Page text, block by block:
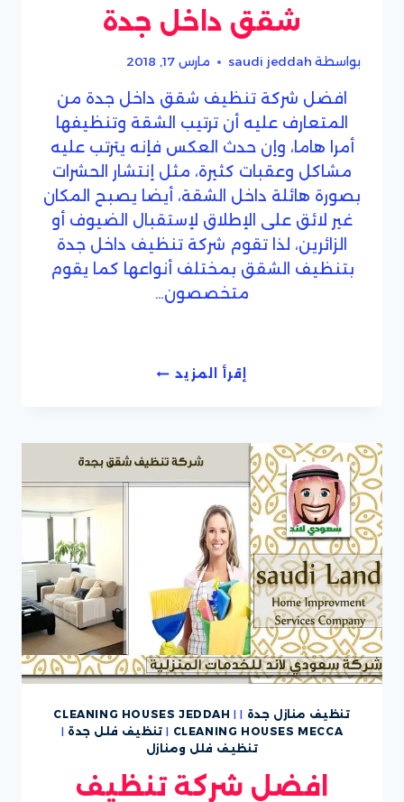
شقق داخل جدة
بواسطة saudi jeddah مارس 17, 2018
افضل شركة تنظيف شقق داخل جدة من
المتعارف عليه أن ترتيب الشقة وتنظيفها
أمرا هاما، وإن حدث العكس فإنه يترتب عليه
مشاكل وعقبات كثيرة، مثل إنتشار الحشرات
بصورة هائلة داخل الشقة، أيضا يصبح المكان
غير لائق على الإطلاق لإستقبال الضيوف أو
الزائرين، لذا تقوم شركة تنظيف داخل جدة
بتنظيف الشقق بمختلف أنواعها كما يقوم
متخصصون…
إقرأ المزيدافضل
داخل
جدة
تنظيف منازل جدة |
CLEANING HOUSES JEDDAH |
CLEANING HOUSES MECCA
| تنظيف فلل جدة |
تنظيف فلل ومنازل
افضل شركة تنظيف